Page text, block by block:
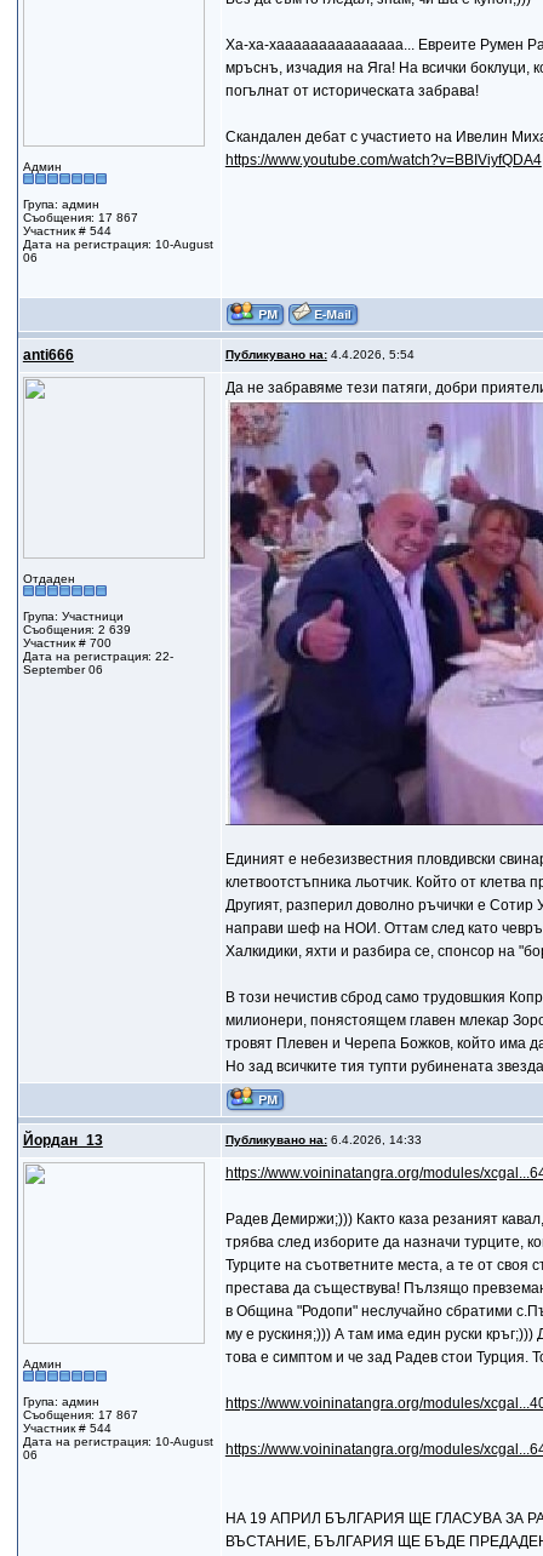
Админ
Група: админ
Съобщения: 17 867
Участник # 544
Дата на регистрация: 10-August
06
Ха-ха-хааааааааааааааа... Евреите Румен
мръснъ, изчадия на Яга! На всички боклуци,
погълнат от историческата забрава!
Скандален дебат с участието на Ивелин
https://www.youtube.com/watch?v=BBIViyfQDA4
anti666 Публикувано на:4.4.2026, 5:54
Отдаден
Група: Участници
Съобщения: 2 639
Участник # 700
Дата на регистрация: 22-
September 06
Да не забравяме тези патяги, добри
Единият е небезизвестния пловдивски
клетвоотстъпника льотчик. Който от
Другият, разперил доволно ръчички е
направи шеф на НОИ. Оттам след като
Халкидики, яхти и разбира се, спонсор на
В този нечистив сброд само трудовшкия
милионери, понястоящем главен млекар
тровят Плевен и Черепа Божков, който има
Но зад всичките тия тупти рубинената
Йордан_13 Публикувано на:6.4.2026, 14:33
Админ
Група: админ
Съобщения: 17 867
Участник # 544
Дата на регистрация: 10-August
06
https://www.voininatangra.org/modules/
Радев Демиржи;))) Както каза резаният
трябва след изборите да назначи турците,
Турците на съответните места, а те от
престава да съществува! Пълзящо
в Община "Родопи" неслучайно сбратими
му е рускиня;))) А там има един руски
това е симптом и че зад Радев стои Турция.
https://www.voininatangra.org/modules/
https://www.voininatangra.org/modules/
НА 19 АПРИЛ БЪЛГАРИЯ ЩЕ ГЛАСУВА ЗА
ВЪСТАНИЕ, БЪЛГАРИЯ ЩЕ БЪДЕ